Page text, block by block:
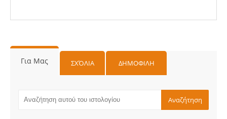
Για Μας ΣΧΌΛΙΑ ΔΗΜΟΦΙΛΗ